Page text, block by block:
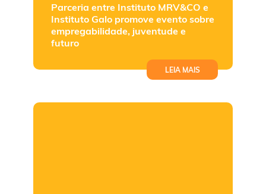
Parceria entre Instituto MRV&CO e
Instituto Galo promove evento sobre
empregabilidade, juventude e
futuro
LEIA MAIS